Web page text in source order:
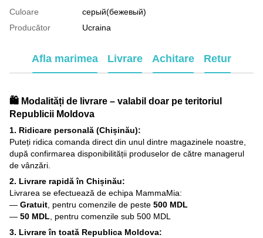
Culoare
серый(бежевый)
Producător
Ucraina
Afla marimea Livrare Achitare Retur
🛍️ Modalități de livrare – valabil doar pe teritoriul
Republicii Moldova
1. Ridicare personală (Chișinău):
Puteți ridica comanda direct din unul dintre magazinele noastre,
după confirmarea disponibilității produselor de către managerul
de vânzări.
2. Livrare rapidă în Chișinău:
Livrarea se efectuează de echipa MammaMia:
— Gratuit , pentru comenzile de peste 500 MDL
— 50 MDL , pentru comenzile sub 500 MDL
3. Livrare în toată Republica Moldova: